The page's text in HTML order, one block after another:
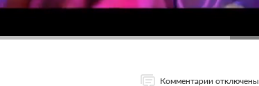
Комментарии отключены